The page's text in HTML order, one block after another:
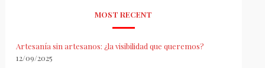
MOST RECENT
Artesanía sin artesanos: ¿la visibilidad que queremos?
12/09/2025